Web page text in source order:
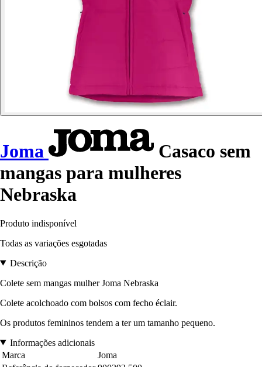
Joma
Casaco sem
mangas para mulheres
Nebraska
Produto indisponível
Todas as variações esgotadas
Descrição
Colete sem mangas mulher Joma Nebraska
Colete acolchoado com bolsos com fecho éclair.
Os produtos femininos tendem a ter um tamanho pequeno.
Informações adicionais
Marca
Joma